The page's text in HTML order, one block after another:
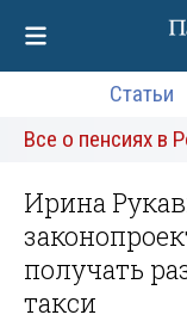
Статьи
Все о пенсиях в
Ирина
получать
такси